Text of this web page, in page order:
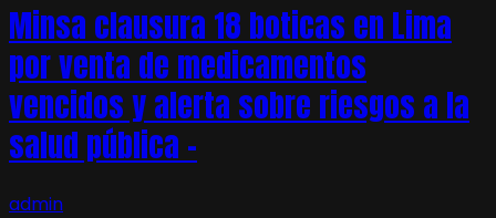
Minsa clausura 18 boticas en Lima
por venta de medicamentos
vencidos y alerta sobre riesgos a la
salud pública –
admin